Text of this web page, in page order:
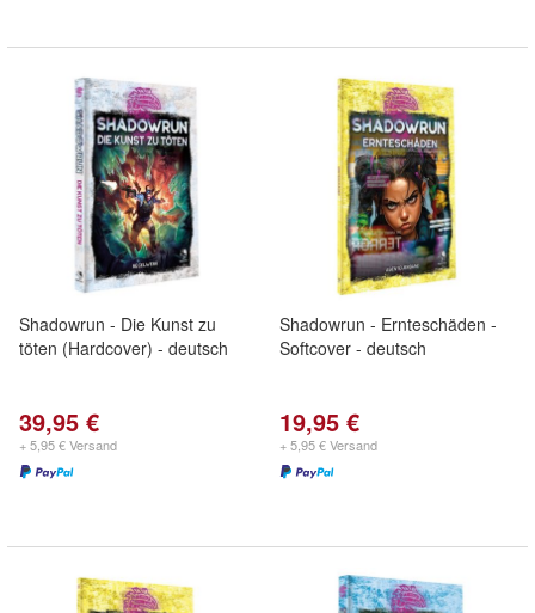
Shadowrun - Die Kunst zu
töten (Hardcover) - deutsch
39,95 €
+ 5,95 € Versand
Shadowrun - Ernteschäden -
Softcover - deutsch
19,95 €
+ 5,95 € Versand